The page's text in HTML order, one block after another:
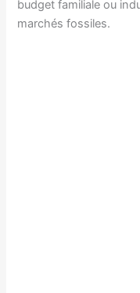
budget familiale ou
marchés fossiles.